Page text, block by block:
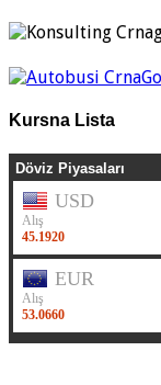
Kursna Lista